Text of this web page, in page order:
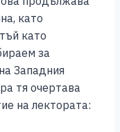
като
като
за
Западния
тя очертава
на лектората: